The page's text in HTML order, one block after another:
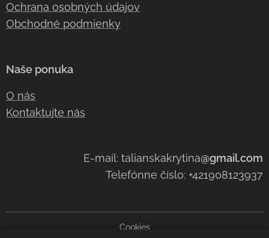
Ochrana osobných údajov
Obchodné podmienky
Naše ponuka
O nás
Kontaktujte nás
E-mail: talianskakrytina@gmail.com
Telefónne číslo: +421908123937
Cookies